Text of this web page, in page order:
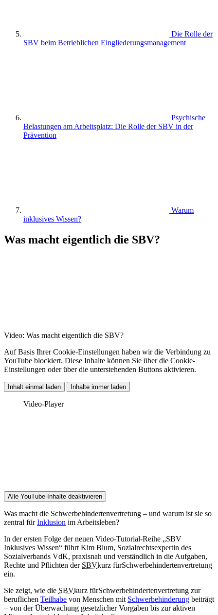
Die Rolle der
SBV beim Betrieblichen Eingliederungsmanagement
Psychische
Belastungen am Arbeitsplatz: Die Rolle der SBV in der
Prävention
Warum
inklusives Wissen?
Was macht eigentlich die SBV?
Video: Was macht eigentlich die SBV?
Auf Basis Ihrer Cookie-Einstellungen haben wir die Verbindung zu
YouTube blockiert. Diese Inhalte können Sie über die Cookie-
Einstellungen oder über die unterstehenden Buttons aktivieren.
Inhalt einmal laden Inhalte immer laden
Video-Player
Alle YouTube-Inhalte deaktivieren
Was macht die Schwerbehindertenvertretung – und warum ist sie so
zentral fürInklusion im Arbeitsleben?
In der ersten Folge der neuen Video-Tutorial-Reihe „SBV
Inklusives Wissen“ führt Kim Blum, Sozialrechtsexpertin des
Sozialverbands VdK, praxisnah und verständlich in die Aufgaben,
Rechte und Pflichten der SBVkurz fürSchwerbehindertenvertretung
ein.
Sie zeigt, wie die SBVkurz fürSchwerbehindertenvertretung zur
beruflichen Teilhabe von Menschen mit Schwerbehinderung beiträgt
– von der Überwachung gesetzlicher Vorgaben bis zur aktiven